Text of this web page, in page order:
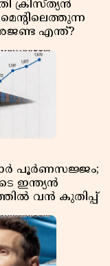
ക്രിസ്ത്യൻ
അജണ്ട എന്ത്?
പൂർണസജ്ജം;
ഇന്ത്യൻ
വൻ കുതിപ്പ്